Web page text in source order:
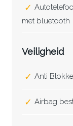
met bluetooth
Veiligheid
Anti
Airbag